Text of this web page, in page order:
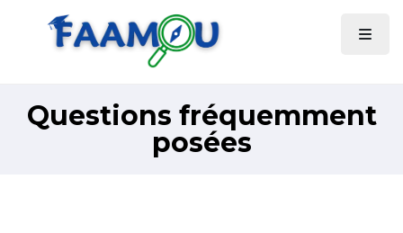
Questions fréquemment
posées